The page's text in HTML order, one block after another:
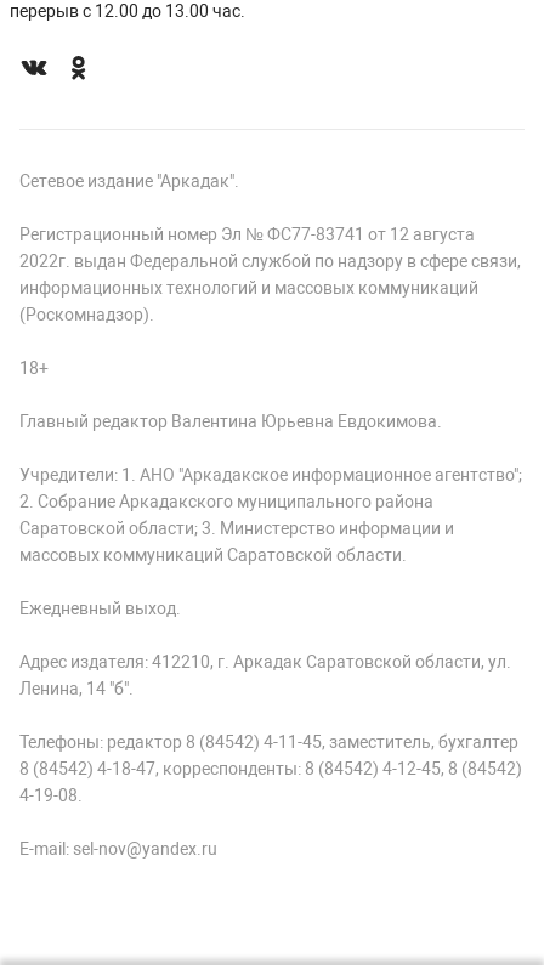
перерыв с 12.00 до 13.00 час.
Сетевое издание "Аркадак".
Регистрационный номер Эл № ФС77-83741 от 12 августа
2022г. выдан Федеральной службой по надзору в сфере связи,
информационных технологий и массовых коммуникаций
(Роскомнадзор).
18+
Главный редактор Валентина Юрьевна Евдокимова.
Учредители: 1. АНО "Аркадакское информационное агентство";
2. Собрание Аркадакского муниципального района
Саратовской области; 3. Министерство информации и
массовых коммуникаций Саратовской области.
Ежедневный выход.
Адрес издателя: 412210, г. Аркадак Саратовской области, ул.
Ленина, 14 "б".
Телефоны: редактор 8 (84542) 4-11-45, заместитель, бухгалтер
8 (84542) 4-18-47, корреспонденты: 8 (84542) 4-12-45, 8 (84542)
4-19-08.
E-mail: sel-nov@yandex.ru